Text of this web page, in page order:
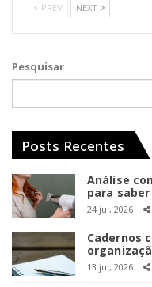
PREV NEXT
Pesquisar
Posts Recentes
Análise
para
24 jul, 2026
Cadernos
13 jul, 2026